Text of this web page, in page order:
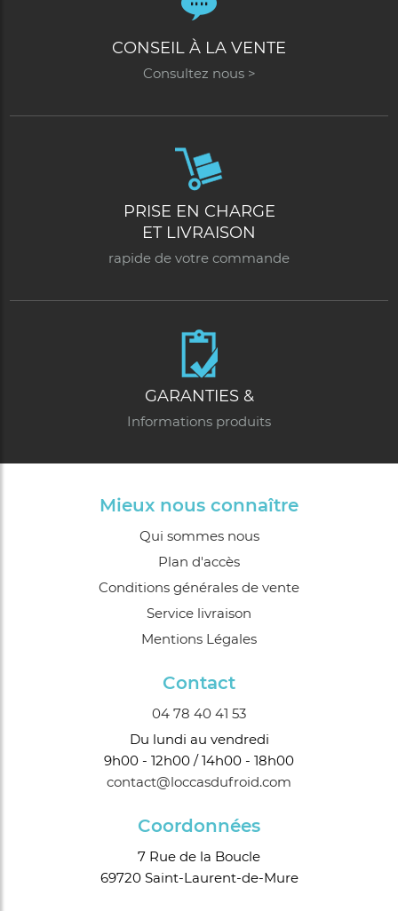
CONSEIL À LA VENTE
Consultez nous >
PRISE EN CHARGE
ET LIVRAISON
rapide de votre commande
GARANTIES &
Informations produits
Mieux nous connaître
Qui sommes nous
Plan d'accès
Conditions générales de vente
Service livraison
Mentions Légales
Contact
04 78 40 41 53
Du lundi au vendredi
9h00 - 12h00 / 14h00 - 18h00
contact@loccasdufroid.com
Coordonnées
7 Rue de la Boucle
69720 Saint-Laurent-de-Mure